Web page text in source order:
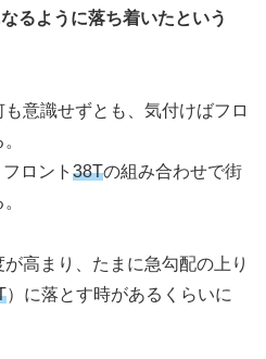
るように落ち着いたという
意識せずとも、気付けばフロ
フロント 38Tの組み合わせで街
高まり、たまに急勾配の上り
）に落とす時があるくらいに